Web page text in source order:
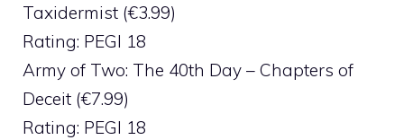
Taxidermist (€3.99)
Rating: PEGI 18
Army of Two: The 40th Day – Chapters of
Deceit (€7.99)
Rating: PEGI 18